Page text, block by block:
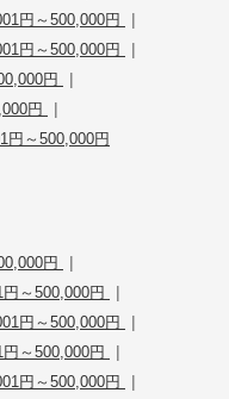
円～500,000円 |
円～500,000円 |
円 |
円 |
円～500,000円
円 |
～500,000円 |
円～500,000円 |
～500,000円 |
円～500,000円 |